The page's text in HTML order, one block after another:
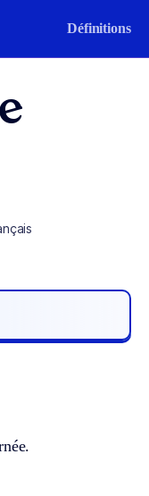
Définitions